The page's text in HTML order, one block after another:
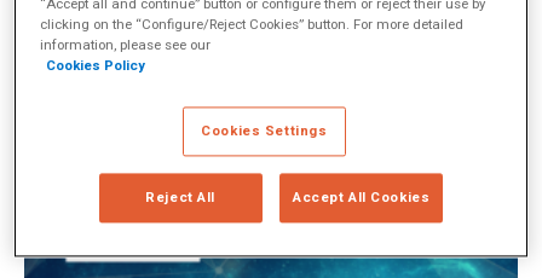
anclada en el pasado. El desfase es tan evidente que casi resulta
obsceno. Mientras los jóvenes navegan un presente líquido,
lleno de incertidumbre y ansiedad, se les sigue exigiendo que
repitan definiciones como loros y que calquen modelos de
redacción que poco tienen que ver con la realidad.
“Accept all and continue” button or configure them or reject their use by
clicking on the “Configure/Reject Cookies” button. For more detailed
information, please see our
Cookies Policy
Cookies Settings
Reject All Accept All Cookies